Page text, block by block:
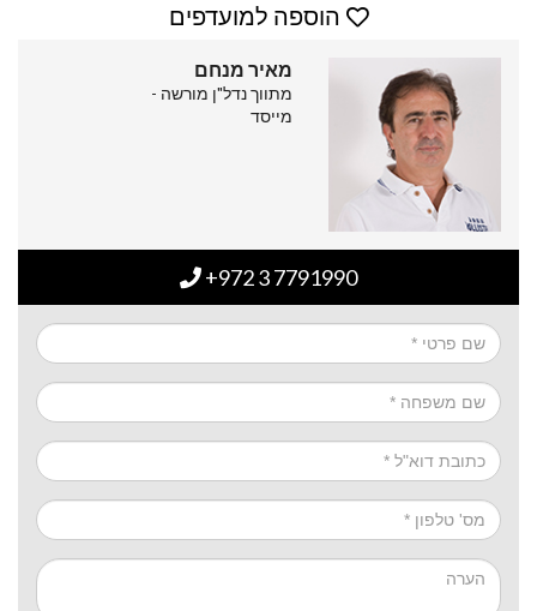
הוספה למועדפים
מאיר מנחם
מתווך נדל"ן מורשה -
מייסד
+972 3 7791990